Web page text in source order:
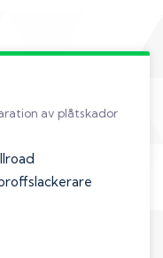
av plåtskador